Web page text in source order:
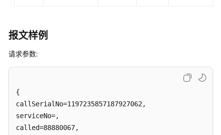
接
移
席
报文样例
请求参数:
{
callSerialNo=1197235857187927062,
serviceNo=,
called=88880067,